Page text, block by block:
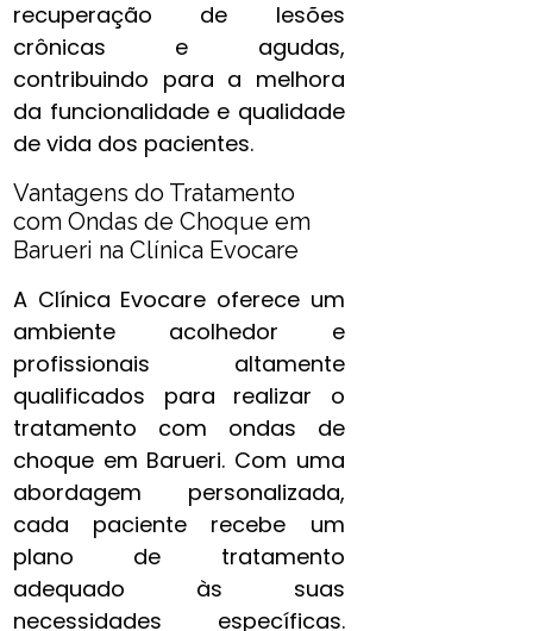
recuperação de lesões
crônicas e agudas,
contribuindo para a melhora
da funcionalidade e qualidade
de vida dos pacientes.
Vantagens do Tratamento
com Ondas de Choque em
Barueri na Clínica Evocare
A Clínica Evocare oferece um
ambiente acolhedor e
profissionais altamente
qualificados para realizar o
tratamento com ondas de
choque em Barueri. Com uma
abordagem personalizada,
cada paciente recebe um
plano de tratamento
adequado às suas
necessidades específicas.